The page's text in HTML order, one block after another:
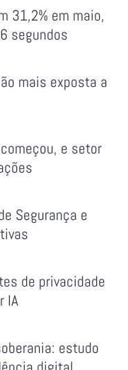
31,2% em maio,
segundos
mais exposta a
e setor
Segurança e
de privacidade
IA
estudo